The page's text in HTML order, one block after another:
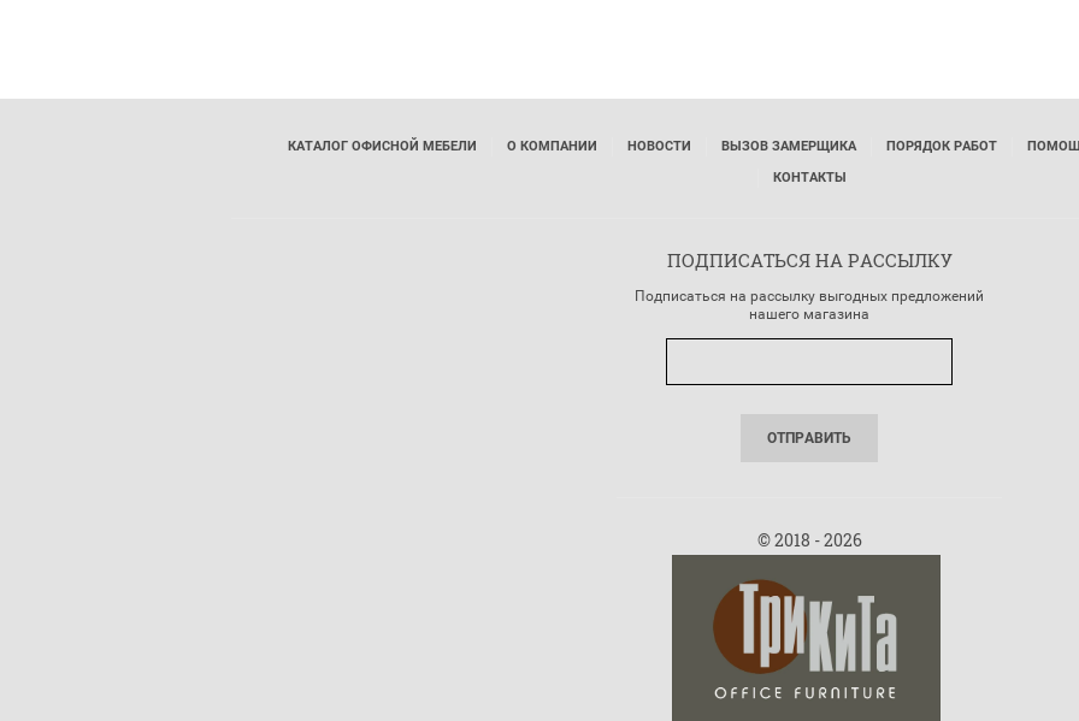
КАТАЛОГ ОФИСНОЙ МЕБЕЛИ О КОМПАНИИ НОВОСТИ ВЫЗОВ ЗАМЕРЩИКА ПОРЯДОК РАБОТ
КОНТАКТЫ
ПОДПИСАТЬСЯ НА РАССЫЛКУ
Подписаться на рассылку выгодных предложений
нашего магазина
ОТПРАВИТЬ
© 2018 - 2026